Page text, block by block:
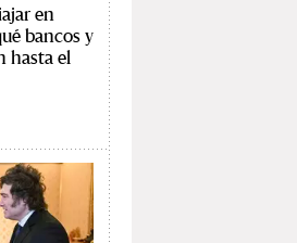
en
bancos y
hasta el